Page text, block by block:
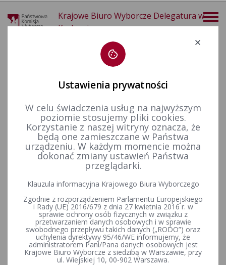
Krajowe Biuro Wyborcze Delegatura w
Krakowie
Wybory samorządowe i referenda lokalne Wybory i referenda w toku kadencji
Kadencja 2014-2018
Wybory ponowne
odbyły się wybory ponowne do Rady Miejskiej w Chrzanowie
22 lutego 2015 r.
odbyły się wybory ponowne do Rady Gminy Wielka Wieś 12
kwietnia 2015 r.
Ustawienia prywatności
W celu świadczenia usług na najwyższym
poziomie stosujemy pliki cookies.
Korzystanie z naszej witryny oznacza, że
będą one zamieszczane w Państwa
urządzeniu. W każdym momencie można
dokonać zmiany ustawień Państwa
przeglądarki.
Klauzula informacyjna Krajowego Biura Wyborczego
Zgodnie z rozporządzeniem Parlamentu Europejskiego
i Rady (UE) 2016/679 z dnia 27 kwietnia 2016 r. w
sprawie ochrony osób fizycznych w związku z
przetwarzaniem danych osobowych i w sprawie
swobodnego przepływu takich danych („RODO”) oraz
uchylenia dyrektywy 95/46/WE informujemy, że
administratorem Pani/Pana danych osobowych jest
Krajowe Biuro Wyborcze z siedzibą w Warszawie, przy
ul. Wiejskiej 10, 00-902 Warszawa.